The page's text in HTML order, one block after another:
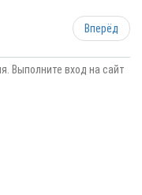
Вперёд
Выполните вход на сайт